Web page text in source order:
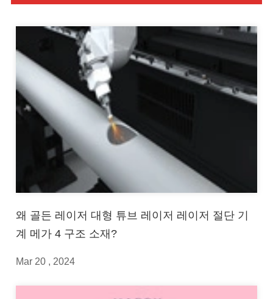
왜 골든 레이저 대형 튜브 레이저 레이저 절단 기
계 메가 4 구조 소재?
Mar 20 , 2024